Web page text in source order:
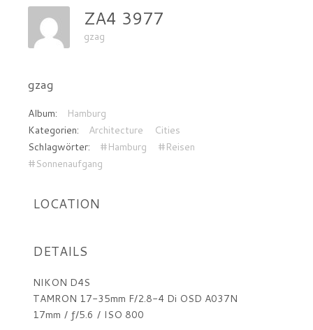
ZA4 3977
gzag
gzag
Album:
Hamburg
Kategorien:
Architecture
Cities
Schlagwörter:
#Hamburg
#Reisen
#Sonnenaufgang
LOCATION
DETAILS
NIKON D4S
TAMRON 17-35mm F/2.8-4 Di OSD A037N
17mm / ƒ/5.6 / ISO 800